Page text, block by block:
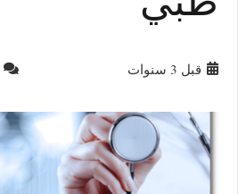
قبل 3 سنوات